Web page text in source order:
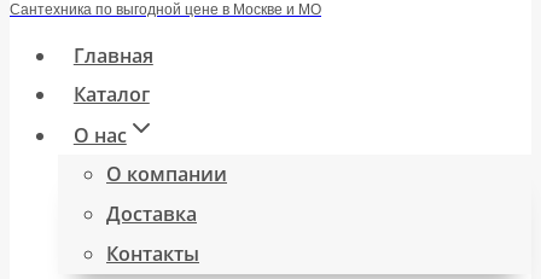
Сантехника по выгодной цене в Москве и МО
Главная
Каталог
О нас
О компании
Доставка
Контакты